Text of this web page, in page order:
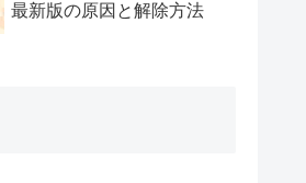
最新版の原因と解除方法